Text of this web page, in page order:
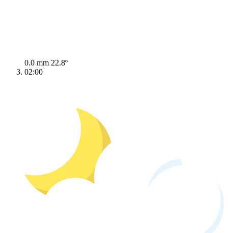
0.0 mm 22.8º
02:00